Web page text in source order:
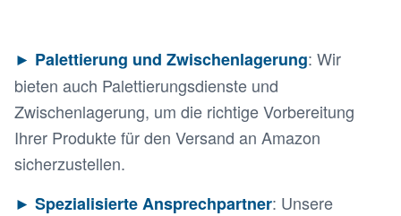
► Palettierung und Zwischenlagerung: Wir
bieten auch Palettierungsdienste und
Zwischenlagerung, um die richtige Vorbereitung
Ihrer Produkte für den Versand an Amazon
sicherzustellen.
► Spezialisierte Ansprechpartner: Unsere